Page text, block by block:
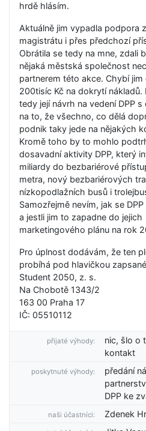
hrdě hlásím.
Aktuálně jim vypadla podpora z
magistrátu i přes předchozí
Obrátila se tedy na mne, zdali
nějaká městská společnost
partnerem této akce. Chybí jim
200tisíc Kč na dokrytí nákladů.
tedy její návrh na vedení DPP s
na to, že všechno, co dělá
podnik taky jede na nějakých
Kromě toho by to mohlo
dosavadní aktivity DPP, který
miliardy do bezbariérové
metra, nový bezbariérových
nízkopodlažních busů i
Samozřejmě nevím, jak se
a jestli jim to zapadne do jejich
marketingového plánu na rok
Pro úplnost dodávám, že ten
probíhá pod hlavičkou
Student 2050, z. s.
Na Chobotě 1343/2
163 00 Praha 17
IČ: 05510112
přijaté výhody:
nic, šlo o
kontakt
poskytnuté výhody:
předání
DPP ke
naši účastníci: Zdenek